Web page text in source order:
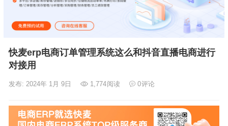
快麦erp电商订单管理系统这么和抖音直播电商进行
对接用
发布: 2024年 1月 9日 1,774阅读 0评论